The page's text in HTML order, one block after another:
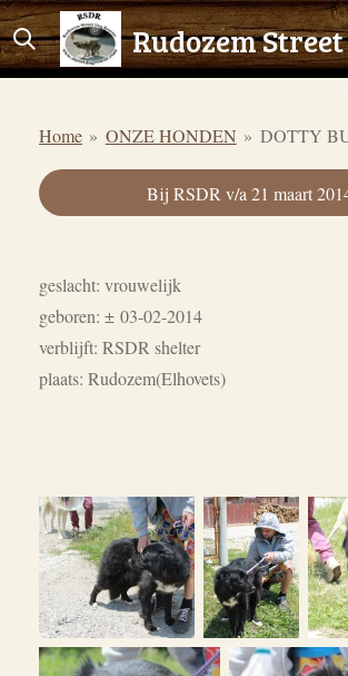
Ga
direct
hoofdinhoud
Home » ONZE HONDEN » DOTTY
Bij RSDR v/a 21 maart
geslacht: vrouwelijk
geboren: ± 03-02-2014
verblijft: RSDR shelter
plaats: Rudozem(Elhovets)